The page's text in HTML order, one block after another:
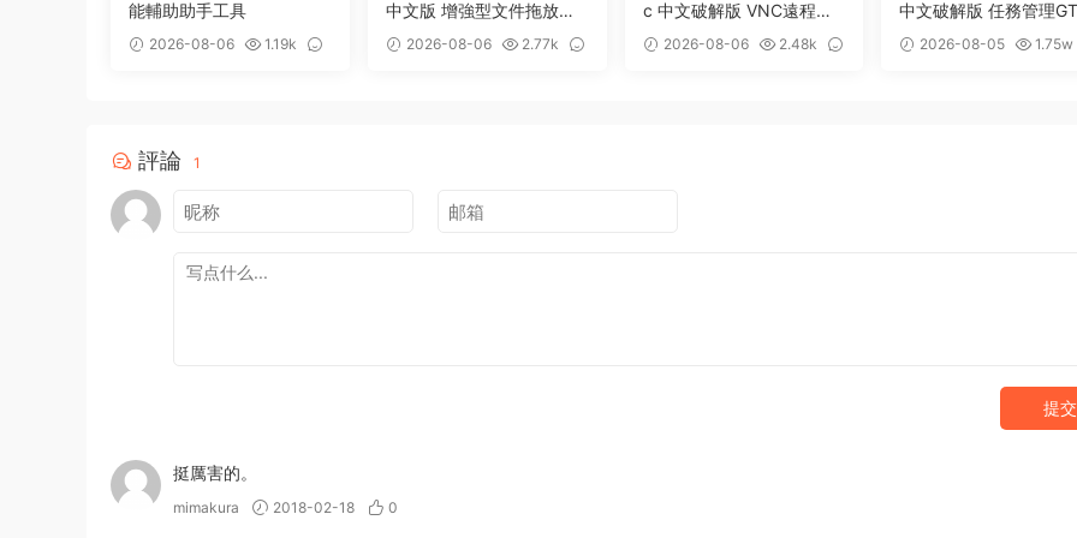
能輔助助手工具
2026-08-06
1.19k
中文版 增強型文件拖放暫
存備用整理工具
2026-08-06
2.77k
c 中文破解版 VNC遠程桌
面客戶端應用程序
2026-08-06
2.48k
中文破解版 任務管理
效率工具
2026-08-05
1.75w
評論 1
提交
挺厲害的。
mimakura 2018-02-18 0